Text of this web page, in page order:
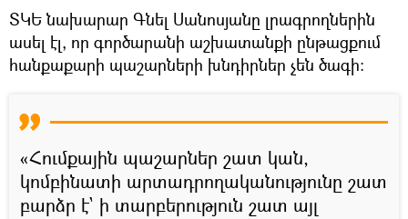
ՏԿԵ նախարար Գնել Սանոսյանը լրագրողներին
ասել էլ, որ գործարանի աշխատանքի ընթացքում
հանքաքարի պաշարների խնդիրներ չեն ծագի։
«Հումքային պաշարներ շատ կան,
կոմբինատի արտադրողականությունը շատ
բարձր է` ի տարբերություն շատ այլ